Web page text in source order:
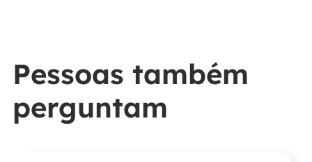
Pessoas também
perguntam